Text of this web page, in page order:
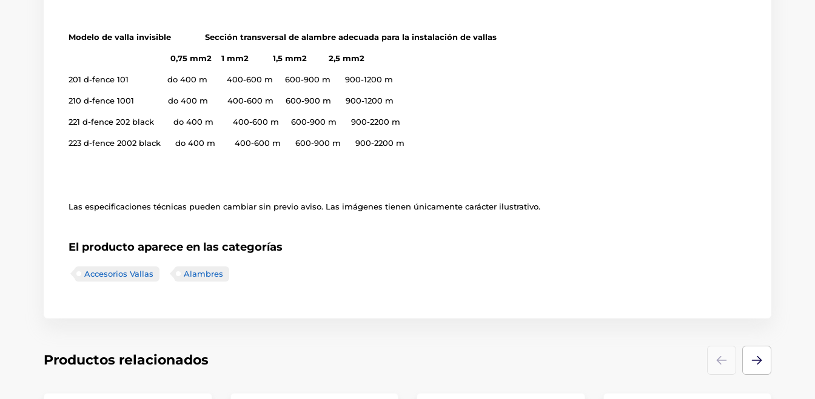
Modelo de valla invisible Sección transversal de alambre adecuada para la instalación de vallas
0,75 mm2 1 mm2 1,5 mm2 2,5 mm2
201 d-fence 101 do 400 m 400-600 m 600-900 m 900-1200 m
210 d-fence 1001 do 400 m 400-600 m 600-900 m 900-1200 m
221 d-fence 202 black do 400 m 400-600 m 600-900 m 900-2200 m
223 d-fence 2002 black do 400 m 400-600 m 600-900 m 900-2200 m
Las especificaciones técnicas pueden cambiar sin previo aviso. Las imágenes tienen únicamente carácter ilustrativo.
El producto aparece en las categorías
Accesorios Vallas Alambres
Productos relacionados